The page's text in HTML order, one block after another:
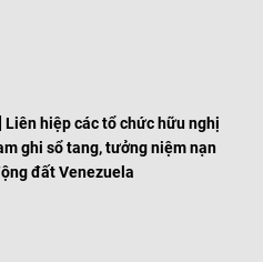
Liên hiệp các tổ chức hữu nghị
ghi sổ tang, tưởng niệm nạn
đất Venezuela